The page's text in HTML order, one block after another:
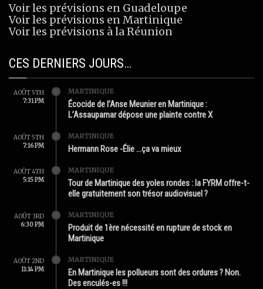
Voir les prévisions en Guadeloupe
Voir les prévisions en Martinique
Voir les prévisions à la Réunion
CES DERNIERS JOURS…
AOÛT 5TH
7:31 PM
MARTINIQUE
Écocide de l’Anse Meunier en Martinique :
L’Assaupamar dépose une plainte contre X
AOÛT 5TH
7:16 PM
MARTINIQUE
Hermann Rose -Élie …ça va mieux
AOÛT 4TH
5:15 PM
MARTINIQUE
Tour de Martinique des yoles rondes : la FYRM offre-t-
elle gratuitement son trésor audiovisuel ?
AOÛT 3RD
6:30 PM
MARTINIQUE
Produit de 1ère nécessité en rupture de stock en
Martinique
AOÛT 2ND
11:14 PM
MARTINIQUE
En Martinique les pollueurs sont des ordures ? Non.
Des enculés-es !!!